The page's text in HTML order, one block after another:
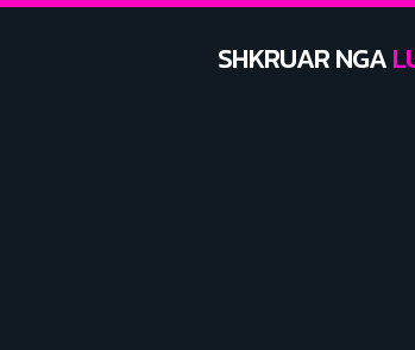
SHKRUAR NGA